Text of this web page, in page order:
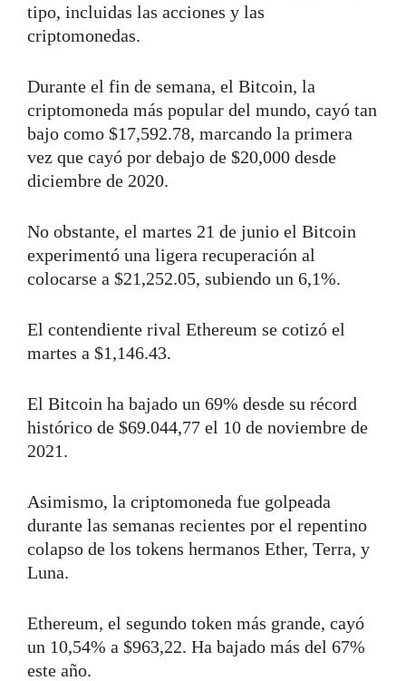
tipo, incluidas las acciones y las
criptomonedas.
Durante el fin de semana, el Bitcoin, la
criptomoneda más popular del mundo, cayó tan
bajo como $17,592.78, marcando la primera
vez que cayó por debajo de $20,000 desde
diciembre de 2020.
No obstante, el martes 21 de junio el Bitcoin
experimentó una ligera recuperación al
colocarse a $21,252.05, subiendo un 6,1%.
El contendiente rival Ethereum se cotizó el
martes a $1,146.43.
El Bitcoin ha bajado un 69% desde su récord
histórico de $69.044,77 el 10 de noviembre de
2021.
Asimismo, la criptomoneda fue golpeada
durante las semanas recientes por el repentino
colapso de los tokens hermanos Ether, Terra, y
Luna.
Ethereum, el segundo token más grande, cayó
un 10,54% a $963,22. Ha bajado más del 67%
este año.